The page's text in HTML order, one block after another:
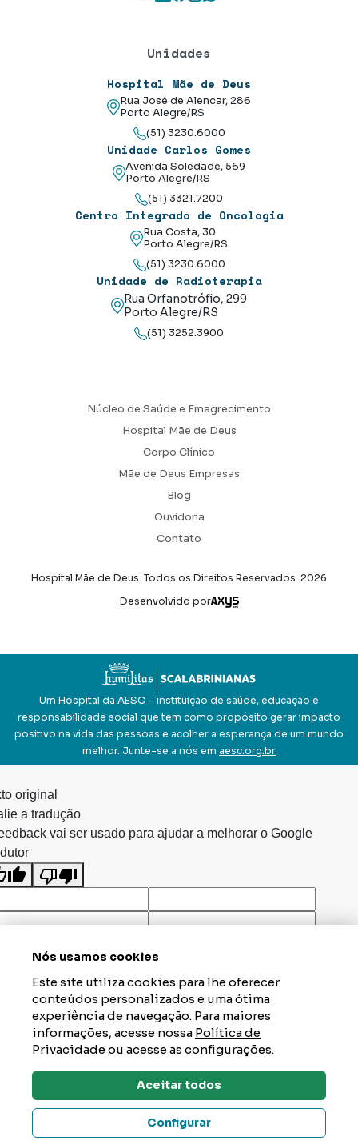
Unidades
Hospital Mãe de Deus
Rua José de Alencar, 286
Porto Alegre/RS
(51) 3230.6000
Unidade Carlos Gomes
Avenida Soledade, 569
Porto Alegre/RS
(51) 3321.7200
Centro Integrado de Oncologia
Rua Costa, 30
Porto Alegre/RS
(51) 3230.6000
Unidade de Radioterapia
Rua Orfanotrófio, 299
Porto Alegre/RS
(51) 3252.3900
Núcleo de Saúde e Emagrecimento
Hospital Mãe de Deus
Corpo Clínico
Mãe de Deus Empresas
Blog
Ouvidoria
Contato
Hospital Mãe de Deus. Todos os Direitos Reservados. 2026
Desenvolvido por
Axysweb
Um Hospital da AESC – instituição de saúde, educação e
responsabilidade social que tem como propósito gerar impacto
positivo na vida das pessoas e acolher a esperança de um mundo
melhor. Junte-se a nós em aesc.org.br
Dúvidas? Tire Aqui
Nós usamos cookies
Este site utiliza cookies para lhe oferecer
conteúdos personalizados e uma ótima
experiência de navegação. Para maiores
informações, acesse nossa Política de
Privacidadeou acesse as configurações.
Aceitar todos
Configurar
original
a tradução
vai ser usado para ajudar a melhorar o Google